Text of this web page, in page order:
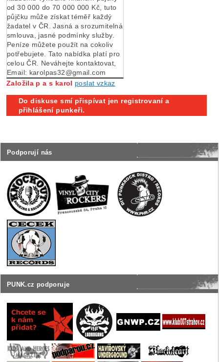
Podporují nás
PUNK.cz podporuje
od 30 000 do 70 000 000 Kč, tuto
půjčku může získat téměř každý
žadatel v ČR. Jasná a srozumitelná
smlouva, jasné podmínky služby.
Peníze můžete použít na cokoliv
potřebujete. Tato nabídka platí pro
celou ČR. Neváhejte kontaktovat,
Email: karolpas32@gmail.com
Založila p a s karol poslat vzkaz
Do diskuse smí přispívat jen registrovaní a
přihlášení punkeři.